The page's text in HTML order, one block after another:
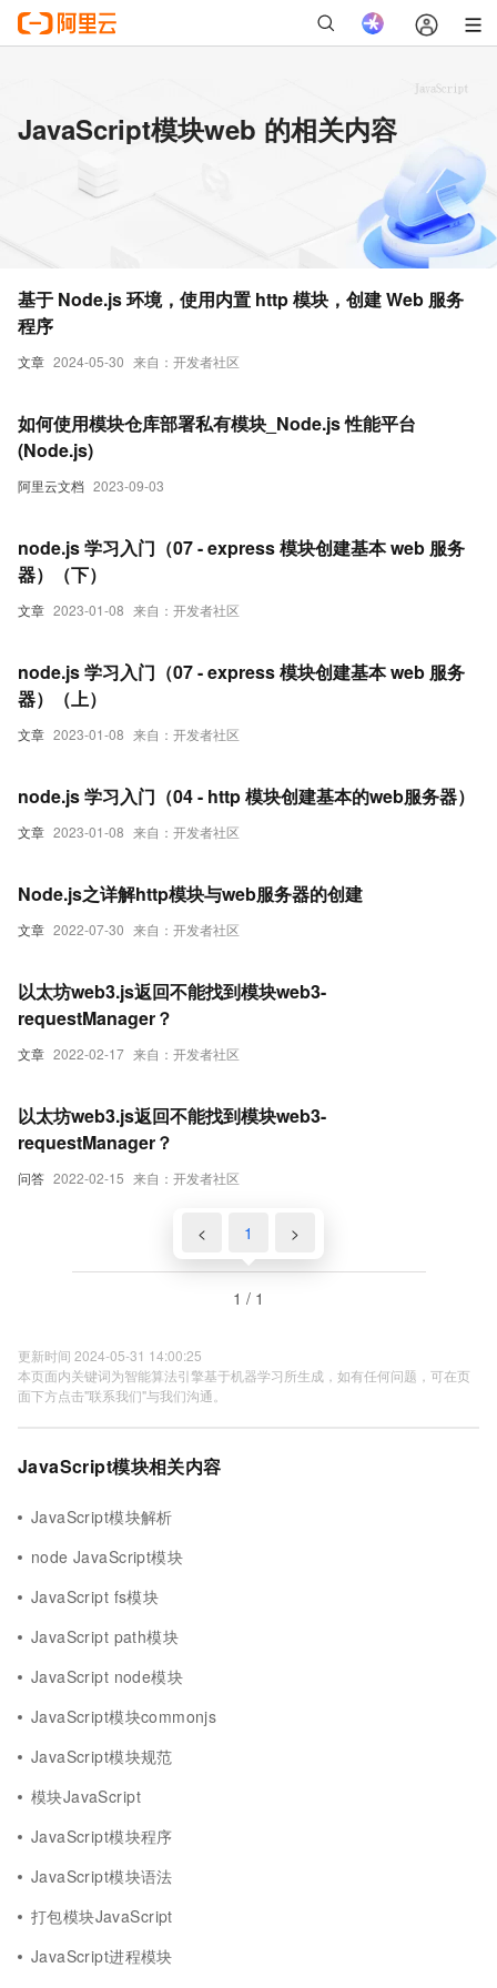
JavaScript模块web 的相关内容
文章 2024-05-30 来自：开发者社区
基于 Node.js 环境，使用内置 http 模块，创建 Web 服务
程序
阿里云文档 2023-09-03
如何使用模块仓库部署私有模块_Node.js 性能平台
(Node.js)
文章 2023-01-08 来自：开发者社区
node.js 学习入门（07 - express 模块创建基本 web 服务
器）（下）
文章 2023-01-08 来自：开发者社区
node.js 学习入门（07 - express 模块创建基本 web 服务
器）（上）
文章 2023-01-08 来自：开发者社区
node.js 学习入门（04 - http 模块创建基本的web服务器）
文章 2022-07-30 来自：开发者社区
Node.js之详解http模块与web服务器的创建
文章 2022-02-17 来自：开发者社区
以太坊web3.js返回不能找到模块web3-
requestManager？
问答 2022-02-15 来自：开发者社区
以太坊web3.js返回不能找到模块web3-
requestManager？
< 1 >
1 / 1
更新时间 2024-05-31 14:00:25
本页面内关键词为智能算法引擎基于机器学习所生成，如有任何问题，可在页
面下方点击"联系我们"与我们沟通。
JavaScript模块相关内容
JavaScript模块解析
node JavaScript模块
JavaScript fs模块
JavaScript path模块
JavaScript node模块
JavaScript模块commonjs
JavaScript模块规范
模块JavaScript
JavaScript模块程序
JavaScript模块语法
打包模块JavaScript
JavaScript进程模块